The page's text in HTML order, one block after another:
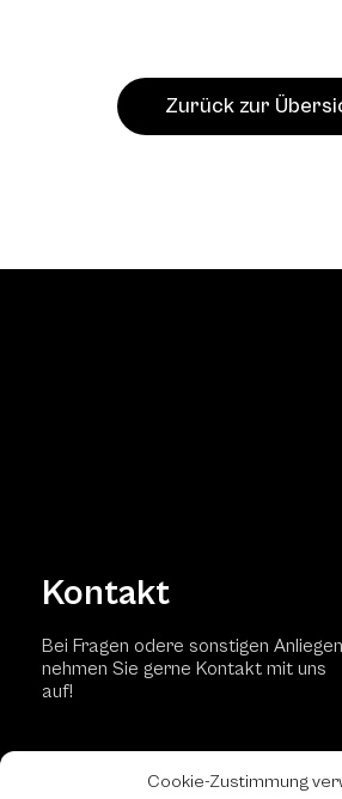
Cookie-Zustimmung
Zurück zur
Kontakt
Bei Fragen odere sonstigen
nehmen Sie gerne Kontakt mit uns
auf!
Kontaktformular